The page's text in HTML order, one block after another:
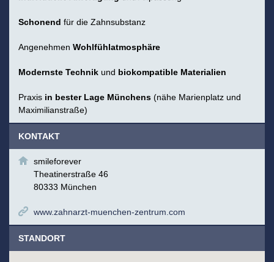
Schonend für die Zahnsubstanz
Angenehmen Wohlfühlatmosphäre
Modernste Technik und biokompatible Materialien
Praxis in bester Lage Münchens (nähe Marienplatz und
Maximilianstraße)
KONTAKT
smileforever
Theatinerstraße 46
80333 München
www.zahnarzt-muenchen-zentrum.com
STANDORT